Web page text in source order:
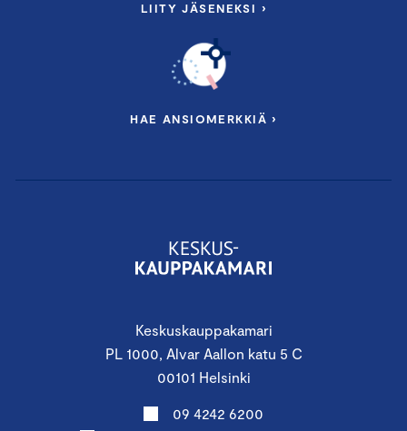
Keskuskauppakamari
PL 1000, Alvar Aallon katu 5 C
00101 Helsinki
09 4242 6200
LIITY JÄSENEKSI ›
HAE ANSIOMERKKIÄ ›